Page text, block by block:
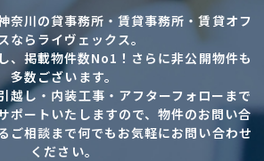
奈川の貸事務所・賃貸事務所・賃貸オフ
ならライヴェックス。
、掲載物件数No1！さらに非公開物件も
多数ございます。
越し・内装工事・アフターフォローまで
ポートいたしますので、物件のお問い合
ご相談まで何でもお気軽にお問い合わせ
ください。